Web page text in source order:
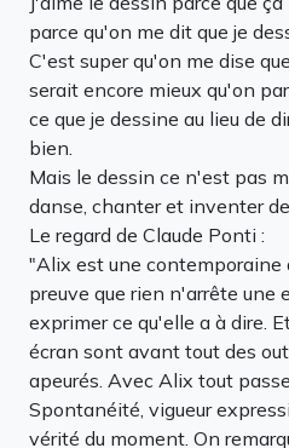
parce qu'on me dit que je
C'est super qu'on me dise
serait encore mieux qu'on
ce que je dessine au lieu de
bien.
Mais le dessin ce n'est pas
danse, chanter et inventer
Le regard de Claude Ponti :
"Alix est une contemporaine
preuve que rien n'arrête une
exprimer ce qu'elle a à dire.
écran sont avant tout des
apeurés. Avec Alix tout
Spontanéité, vigueur
vérité du moment. On